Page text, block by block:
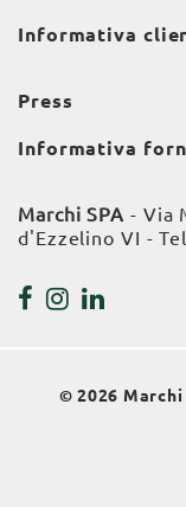
Informativa
Press
Informativa
Marchi SPA - Via
d'Ezzelino VI -
© 2026